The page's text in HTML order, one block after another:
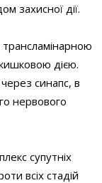
захисної дії.
дією.
синапс, в
нервового
супутніх
всіх стадій